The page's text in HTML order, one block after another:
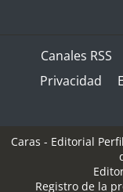
Canales RSS
Privacidad
Caras - Editorial
Registro de la